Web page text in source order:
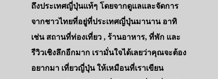
ถึงประเทศญี่ปุ่นแท้ๆ โดยจากดูแลและจัดการ
จากชาวไทยที่อยู่ที่ประเทศญี่ปุ่นมานาน อาทิ
เช่น สถานที่ท่องเที่ยว , ร้านอาหาร, ที่พัก และ
รีวิวเชิงลึกอีกมาก เรามั่นใจได้เลยว่าคุณจะต้อง
อยากมา เที่ยวญี่ปุ่น ให้เหมือนที่เราเขียน